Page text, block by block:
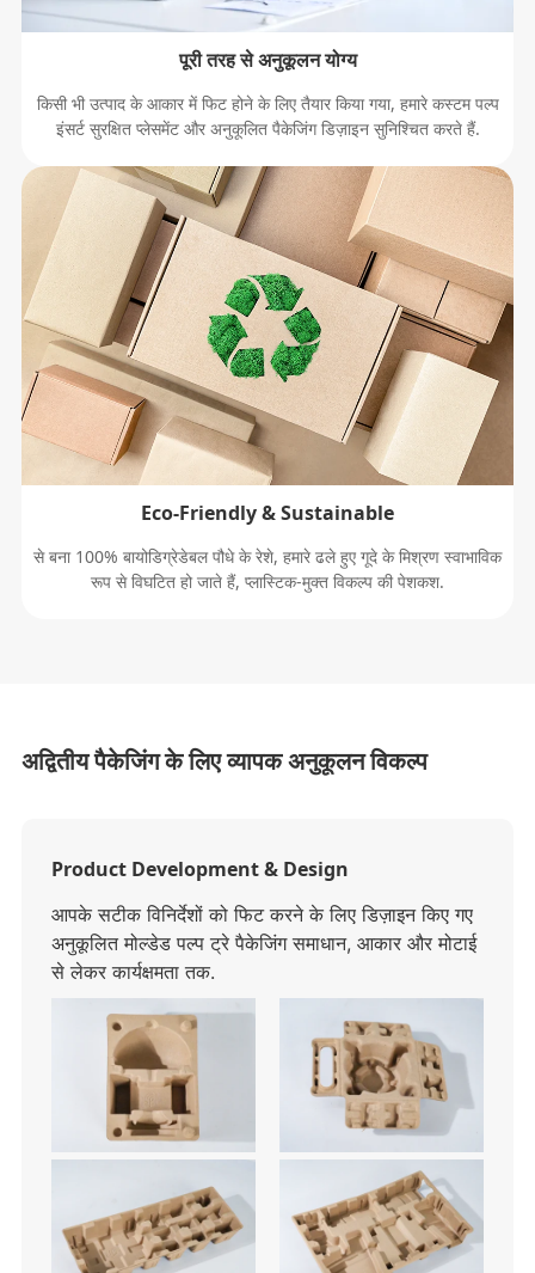
पूरी तरह से अनुकूलन योग्य
किसी भी उत्पाद के आकार में फिट होने के लिए तैयार किया गया, हमारे कस्टम पल्प
इंसर्ट सुरक्षित प्लेसमेंट और अनुकूलित पैकेजिंग डिज़ाइन सुनिश्चित करते हैं.
Eco-Friendly & Sustainable
से बना 100% बायोडिग्रेडेबल पौधे के रेशे, हमारे ढले हुए गूदे के मिश्रण स्वाभाविक
रूप से विघटित हो जाते हैं, प्लास्टिक-मुक्त विकल्प की पेशकश.
अद्वितीय पैकेजिंग के लिए व्यापक अनुकूलन विकल्प
Product Development & Design
आपके सटीक विनिर्देशों को फिट करने के लिए डिज़ाइन किए गए
अनुकूलित मोल्डेड पल्प ट्रे पैकेजिंग समाधान, आकार और मोटाई
से लेकर कार्यक्षमता तक.